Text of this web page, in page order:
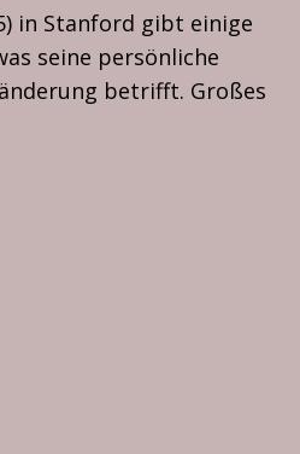
in Stanford gibt einige
seine persönliche
betrifft. Großes